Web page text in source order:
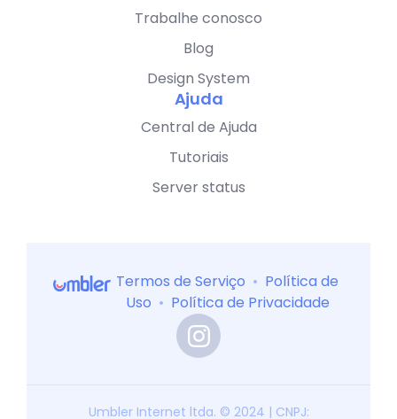
Trabalhe conosco
Blog
Design System
Ajuda
Central de Ajuda
Tutoriais
Server status
Termos de Serviço • Política de
Uso • Política de Privacidade
Umbler Internet ltda. © 2024 | CNPJ: